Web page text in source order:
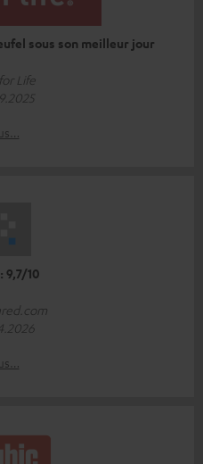
sous son meilleur jour
Life
9,7/10